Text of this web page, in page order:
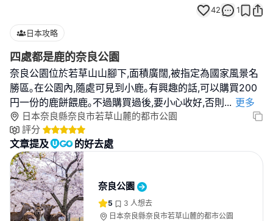
42 1
日本攻略
四處都是鹿的奈良公園
奈良公園位於若草山山腳下,面積廣闊,被指定為國家風景名
勝區｡在公園內,隨處可見到小鹿｡有興趣的話,可以購買200
円一份的鹿餅餵鹿｡不過購買過後,要小心收好,否則 ... 更多
日本奈良縣奈良市若草山麓的都市公園
評分
文章提及 的好去處
奈良公園
5 3 人想去
日本奈良縣奈良市若草山麓的都市公園